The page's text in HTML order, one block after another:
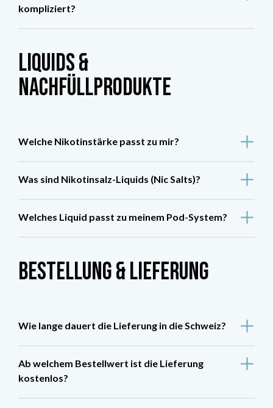
kompliziert?
Liquids &
Nachfüllprodukte
Welche Nikotinstärke passt zu mir?
Was sind Nikotinsalz-Liquids (Nic Salts)?
Welches Liquid passt zu meinem Pod-System?
Bestellung & Lieferung
Wie lange dauert die Lieferung in die Schweiz?
Ab welchem Bestellwert ist die Lieferung
kostenlos?